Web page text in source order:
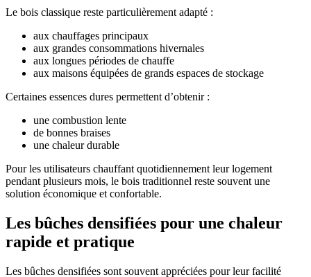
Le bois classique reste particulièrement adapté :
aux chauffages principaux
aux grandes consommations hivernales
aux longues périodes de chauffe
aux maisons équipées de grands espaces de stockage
Certaines essences dures permettent d’obtenir :
une combustion lente
de bonnes braises
une chaleur durable
Pour les utilisateurs chauffant quotidiennement leur logement
pendant plusieurs mois, le bois traditionnel reste souvent une
solution économique et confortable.
Les bûches densifiées pour une chaleur
rapide et pratique
Les bûches densifiées sont souvent appréciées pour leur facilité